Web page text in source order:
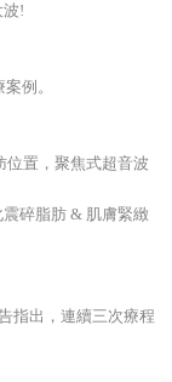
波!
例。
置，聚焦式超音波
碎脂肪 & 肌膚緊緻
指出，連續三次療程